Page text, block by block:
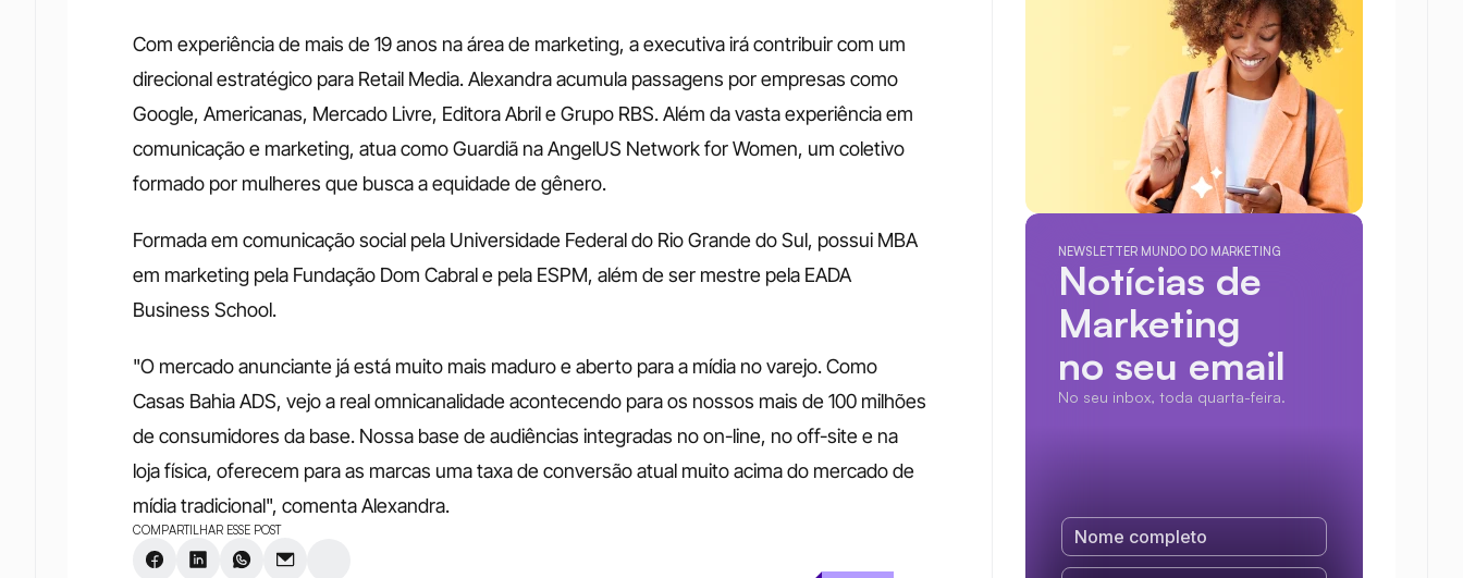
Com experiência de mais de 19 anos na área de marketing, a executiva irá contribuir com um
direcional estratégico para Retail Media. Alexandra acumula passagens por empresas como
Google, Americanas, Mercado Livre, Editora Abril e Grupo RBS. Além da vasta experiência em
comunicação e marketing, atua como Guardiã na AngelUS Network for Women, um coletivo
formado por mulheres que busca a equidade de gênero.
Formada em comunicação social pela Universidade Federal do Rio Grande do Sul, possui MBA
em marketing pela Fundação Dom Cabral e pela ESPM, além de ser mestre pela EADA
Business School.
"O mercado anunciante já está muito mais maduro e aberto para a mídia no varejo. Como
Casas Bahia ADS, vejo a real omnicanalidade acontecendo para os nossos mais de 100 milhões
de consumidores da base. Nossa base de audiências integradas no on-line, no off-site e na
loja física, oferecem para as marcas uma taxa de conversão atual muito acima do mercado de
mídia tradicional", comenta Alexandra.
COMPARTILHAR ESSE POST
NEWSLETTER MUNDO DO MARKETING
Notícias de
Marketing
no seu email
No seu inbox, toda quarta-feira.